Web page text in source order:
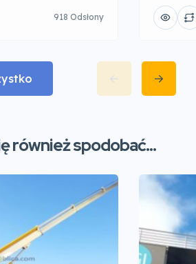
918 Odsłony
również spodobać...